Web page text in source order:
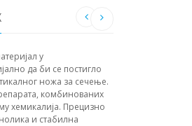
у
да би се постигло
ножа за сечење.
комбинованих
хемикалија. Прецизно
и стабилна